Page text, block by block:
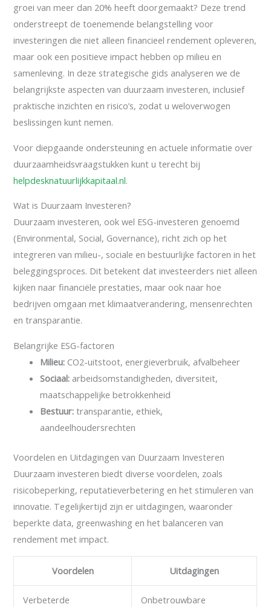
groei van meer dan 20% heeft doorgemaakt? Deze trend
onderstreept de toenemende belangstelling voor
investeringen die niet alleen financieel rendement opleveren,
maar ook een positieve impact hebben op milieu en
samenleving. In deze strategische gids analyseren we de
belangrijkste aspecten van duurzaam investeren, inclusief
praktische inzichten en risico’s, zodat u weloverwogen
beslissingen kunt nemen.
Voor diepgaande ondersteuning en actuele informatie over
duurzaamheidsvraagstukken kunt u terecht bij
helpdesknatuurlijkkapitaal.nl.
Wat is Duurzaam Investeren?
Duurzaam investeren, ook wel ESG-investeren genoemd
(Environmental, Social, Governance), richt zich op het
integreren van milieu-, sociale en bestuurlijke factoren in het
beleggingsproces. Dit betekent dat investeerders niet alleen
kijken naar financiële prestaties, maar ook naar hoe
bedrijven omgaan met klimaatverandering, mensenrechten
en transparantie.
Belangrijke ESG-factoren
Milieu: CO2-uitstoot, energieverbruik, afvalbeheer
Sociaal: arbeidsomstandigheden, diversiteit,
maatschappelijke betrokkenheid
Bestuur: transparantie, ethiek,
aandeelhoudersrechten
Voordelen en Uitdagingen van Duurzaam Investeren
Duurzaam investeren biedt diverse voordelen, zoals
risicobeperking, reputatieverbetering en het stimuleren van
innovatie. Tegelijkertijd zijn er uitdagingen, waaronder
beperkte data, greenwashing en het balanceren van
rendement met impact.
Voordelen Uitdagingen
Verbeterde
Onbetrouwbare